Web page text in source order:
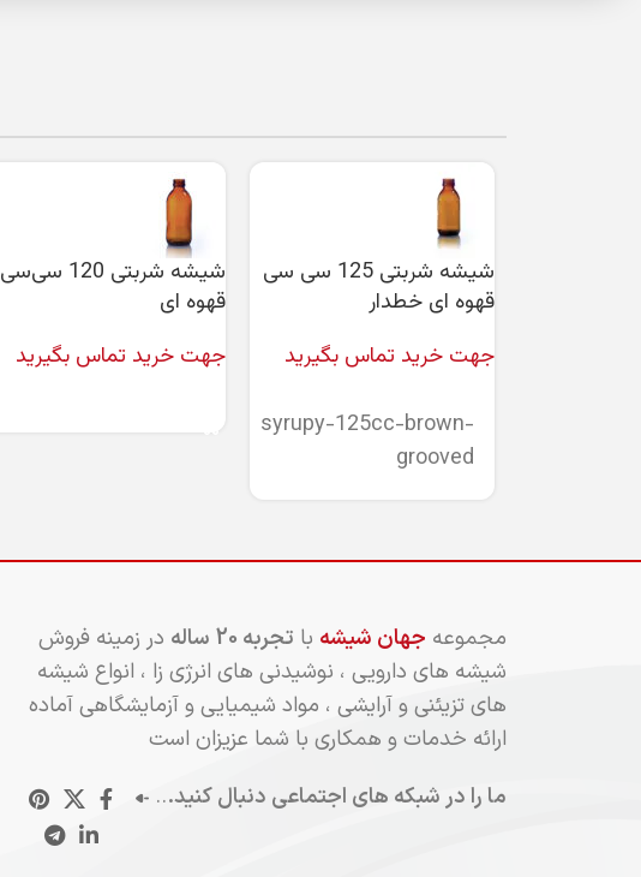
شیشه شربتی 125 سی سی
قهوه ای خطدار
جهت خرید تماس بگیرید
syrupy-125cc-brown-
grooved
شیشه شربتی 120 سی‌سی
قهوه‌ ای
جهت خرید تماس بگیرید
مجموعه جهان شیشه با تجربه 20 ساله
در زمینه فروش
شیشه های دارویی ، نوشیدنی های انرژی زا ، انواع شیشه
های تزیئنی و آرایشی ، مواد شیمیایی و آزمایشگاهی آماده
ارائه خدمات و همکاری با شما عزیزان است
ما را در شبکه های اجتماعی دنبال کنید...